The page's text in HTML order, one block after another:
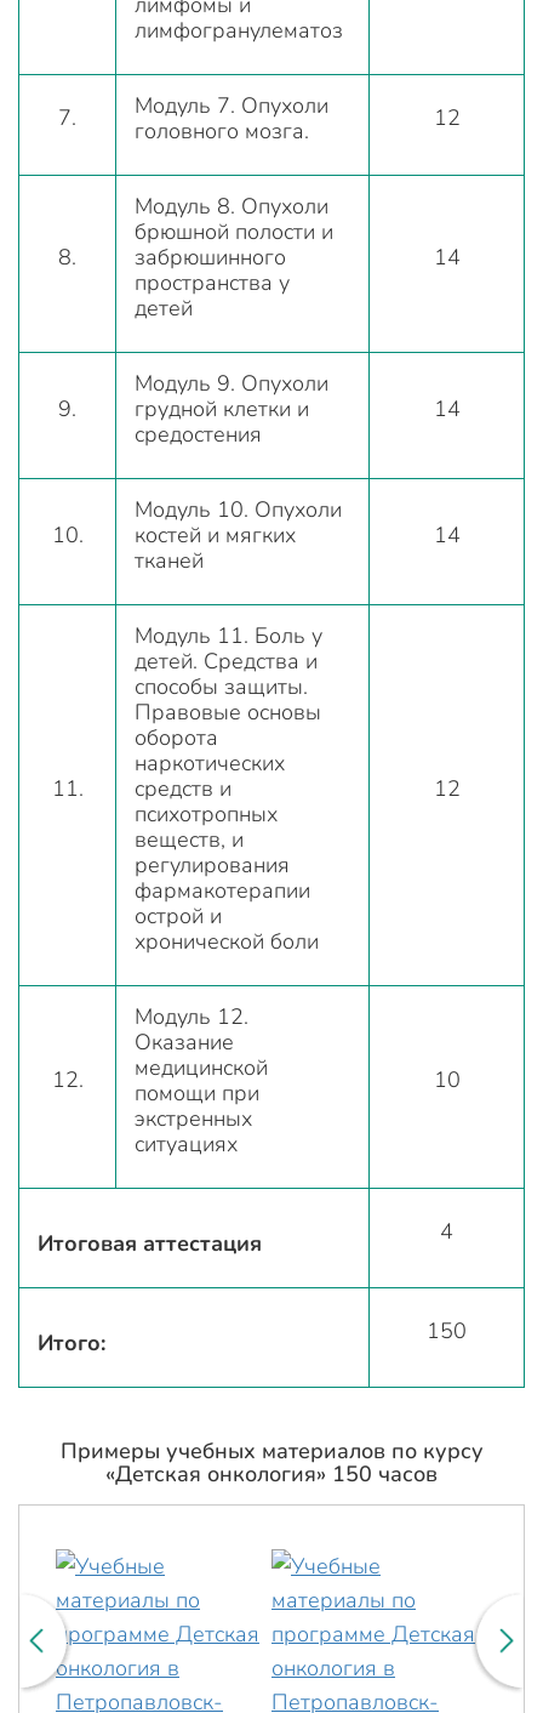
лимфогранулематоз
7.
Модуль 7. Опухоли
головного мозга.
12
8.
Модуль 8. Опухоли
брюшной полости и
забрюшинного
пространства у
детей
14
9.
Модуль 9. Опухоли
грудной клетки и
средостения
14
10.
Модуль 10. Опухоли
костей и мягких
тканей
14
11.
Модуль 11. Боль у
детей. Средства и
способы защиты.
Правовые основы
оборота
наркотических
средств и
психотропных
веществ, и
регулирования
фармакотерапии
острой и
хронической боли
12
12.
Модуль 12.
Оказание
медицинской
помощи при
экстренных
ситуациях
10
Итоговая аттестация 4
Итого: 150
Примеры учебных материалов по курсу
«Детская онкология» 150 часов